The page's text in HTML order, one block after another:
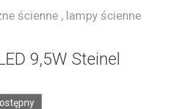
ścienne , lampy ścienne
9,5W Steinel